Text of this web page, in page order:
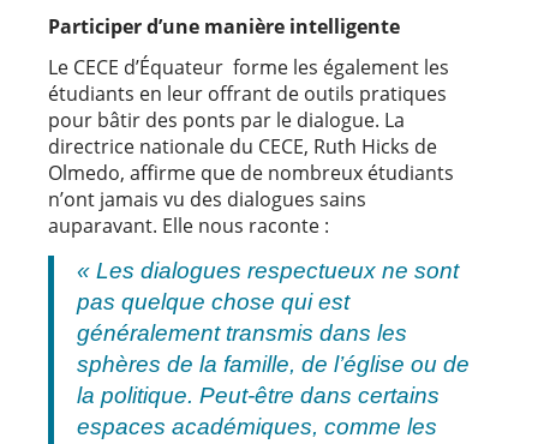
Participerd’une manière intelligente
Le CECE d’Équateur forme les également les
étudiants en leur offrant de outils pratiques
pour bâtir des ponts par le dialogue. La
directrice nationale du CECE, Ruth Hicks de
Olmedo, affirme que de nombreux étudiants
n’ont jamais vu des dialogues sains
auparavant. Elle nous raconte :
« Les dialogues respectueux ne sont
pas quelque chose qui est
généralement transmis dans les
sphères de la famille, de l’église ou de
la politique. Peut-être dans certains
espaces académiques, comme les